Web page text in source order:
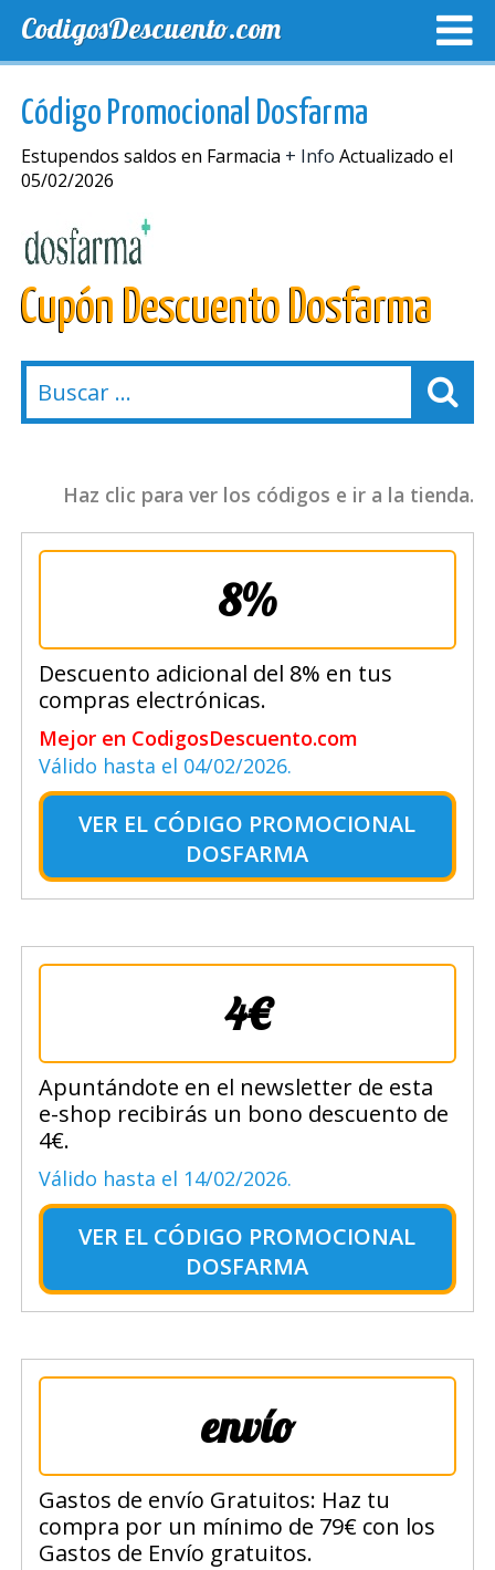
CodigosDescuento.com
Código Promocional Dosfarma
Estupendos saldos en Farmacia + Info Actualizado el
05/02/2026
Cupón Descuento Dosfarma
Haz clic para ver los códigos e ir a la tienda.
8%
Descuento adicional del 8% en tus
compras electrónicas.
Mejor en CodigosDescuento.com
Válido hasta el 04/02/2026.
VER EL CÓDIGO PROMOCIONAL
DOSFARMA
4€
Apuntándote en el newsletter de esta
e-shop recibirás un bono descuento de
4€.
Válido hasta el 14/02/2026.
VER EL CÓDIGO PROMOCIONAL
DOSFARMA
envío
Gastos de envío Gratuitos: Haz tu
compra por un mínimo de 79€ con los
Gastos de Envío gratuitos.